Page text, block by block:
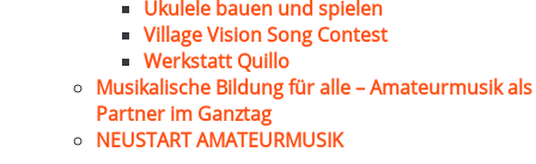
Ukulele bauen und spielen
Village Vision Song Contest
Werkstatt Quillo
Musikalische Bildung für alle – Amateurmusik als
Partner im Ganztag
NEUSTART AMATEURMUSIK